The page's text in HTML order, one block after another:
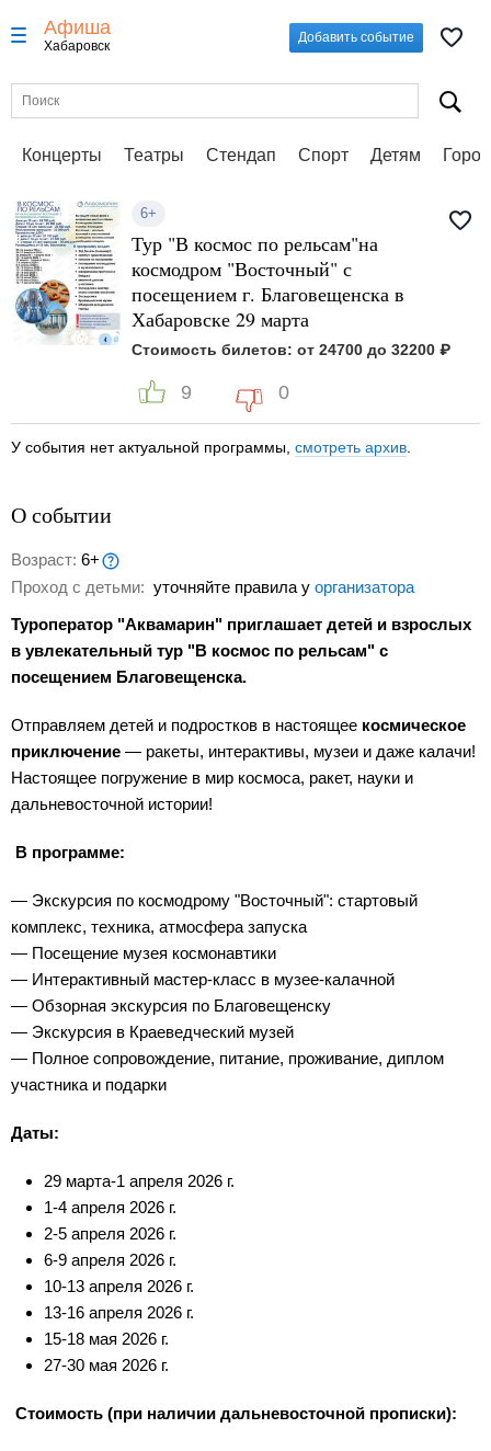
Афиша
Хабаровск
Добавить событие
Концерты Театры Стендап Спорт Детям
6+
Тур "В космос по рельсам"на
космодром "Восточный" с
посещением г. Благовещенска в
Хабаровске 29 марта
Стоимость билетов: от 24700 до 32200 ₽
9 0
У события нет актуальной программы, смотреть архив
О событии
Возраст: 6+
Проход с детьми: уточняйте правила у организатора
Туроператор "Аквамарин" приглашает детей и взрослых
в увлекательный тур "В космос по рельсам" с
посещением Благовещенска.
Отправляем детей и подростков в настоящее космическое
приключение — ракеты, интерактивы, музеи и даже калачи!
Настоящее погружение в мир космоса, ракет, науки и
дальневосточной истории!
В программе:
— Экскурсия по космодрому "Восточный": стартовый
комплекс, техника, атмосфера запуска
— Посещение музея космонавтики
— Интерактивный мастер-класс в музее-калачной
— Обзорная экскурсия по Благовещенску
— Экскурсия в Краеведческий музей
— Полное сопровождение, питание, проживание, диплом
участника и подарки
Даты:
29 марта-1 апреля 2026 г.
1-4 апреля 2026 г.
2-5 апреля 2026 г.
6-9 апреля 2026 г.
10-13 апреля 2026 г.
13-16 апреля 2026 г.
15-18 мая 2026 г.
27-30 мая 2026 г.
Стоимость (при наличии дальневосточной прописки):